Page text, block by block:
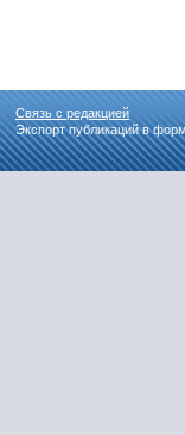
Связь с редакцией
Экспорт публикаций в